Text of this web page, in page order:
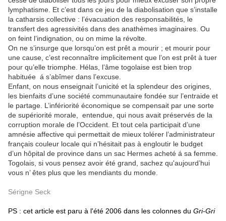
lymphatisme. Et c’est dans ce jeu de la diabolisation que s’installe
la catharsis collective : l’évacuation des responsabilités, le
transfert des agressivités dans des anathèmes imaginaires. Ou
on feint l’indignation, ou on mime la révolte.
On ne s’insurge que lorsqu’on est prêt a mourir ; et mourir pour
une cause, c’est reconnaître implicitement que l’on est prêt à tuer
pour qu’elle triomphe. Hélas, l’âme togolaise est bien trop
habituée á s’abîmer dans l’excuse.
Enfant, on nous enseignait l’unicité et la splendeur des origines,
les bienfaits d’une société communautaire fondée sur l’entraide et
le partage. L’infériorité économique se compensait par une sorte
de supériorité morale, entendue, qui nous avait préservés de la
corruption morale de l’Occident. Et tout cela participait d’une
amnésie affective qui permettait de mieux tolérer l’administrateur
français couleur locale qui n’hésitait pas à engloutir le budget
d’un hôpital de province dans un sac Hermes acheté á sa femme.
Togolais, si vous pensez avoir été grand, sachez qu'aujourd’hui
vous n’ êtes plus que les mendiants du monde.
Sérigne Seck
PS : cet article est paru à l'été 2006 dans les colonnes du Gri-Gri